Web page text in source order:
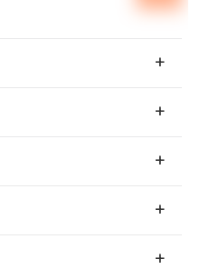
+
+
+
+
+